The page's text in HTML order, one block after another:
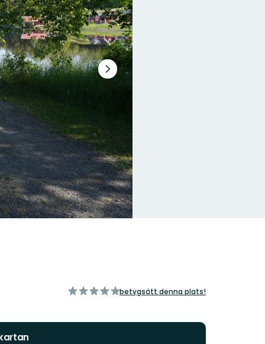
Nästa
bildspel
av
betygsätt denna plats!